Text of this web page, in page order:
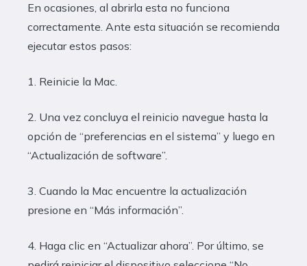
En ocasiones, al abrirla esta no funciona
correctamente. Ante esta situación se recomienda
ejecutar estos pasos:
1. Reinicie la Mac.
2. Una vez concluya el reinicio navegue hasta la
opción de “preferencias en el sistema” y luego en
“Actualización de software”.
3. Cuando la Mac encuentre la actualización
presione en “Más información”.
4. Haga clic en “Actualizar ahora”. Por último, se